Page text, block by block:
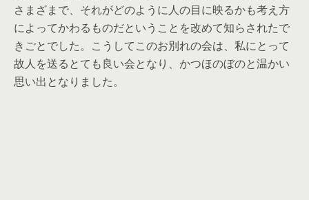
さまざまで、それがどのように人の目に映るかも考え方
によってかわるものだということを改めて知らされたで
きごとでした。こうしてこのお別れの会は、私にとって
故人を送るとても良い会となり、かつほのぼのと温かい
思い出となりました。